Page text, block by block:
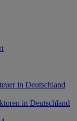
in Deutschland
in Deutschland